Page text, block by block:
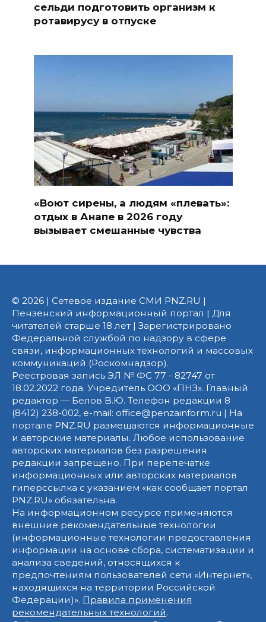
сельди подготовить организм к
ротавирусу в отпуске
«Воют сирены, а людям «плевать»:
отдых в Анапе в 2026 году
вызывает смешанные чувства
© 2026 | Сетевое издание СМИ PNZ.RU |
Пензенский информационный портал | Для
читателей старше 18 лет | Зарегистрировано
Федеральной службой по надзору в сфере
связи, информационных технологий и массовых
коммуникаций (Роскомнадзор).
Реестровая запись ЭЛ № ФС 77 - 82747 от
18.02.2022 года. Учредитель ООО «ПНЗ». Главный
редактор — Белов В.Ю. Телефон редакции 8
(8412) 238-002, e-mail: office@penzainform.ru | На
портале PNZ.RU размещаются информационные
и авторские материалы. Любое использование
авторских материалов без разрешения
редакции запрещено. При перепечатке
информационных или авторских материалов
гиперссылка с указанием «как сообщает портал
PNZ.RU» обязательна.
На информационном ресурсе применяются
внешние рекомендательные технологии
(информационные технологии предоставления
информации на основе сбора, систематизации и
анализа сведений, относящихся к
предпочтениям пользователей сети «Интернет»,
находящихся на территории Российской
Федерации)». Правила применения
рекомендательных технологий.